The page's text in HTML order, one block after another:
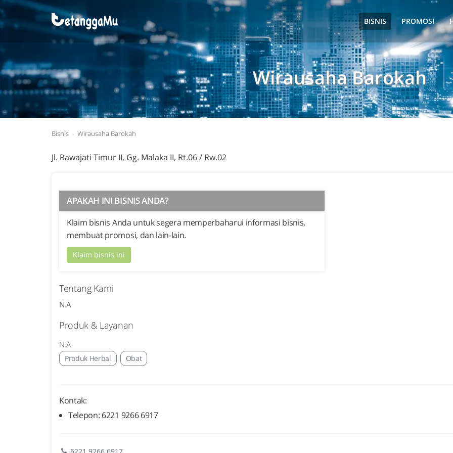
BISNIS PROMOSI
Wirausaha Barokah
Bisnis Wirausaha Barokah
Jl. Rawajati Timur II, Gg. Malaka II, Rt.06 / Rw.02
APAKAH INI BISNIS ANDA?
Klaim bisnis Anda untuk segera memperbaharui informasi bisnis,
membuat promosi, dan lain-lain.
Klaim bisnis ini
Tentang Kami
N.A
Produk & Layanan
N.A
Produk Herbal Obat
Kontak:
Telepon: 6221 9266 6917